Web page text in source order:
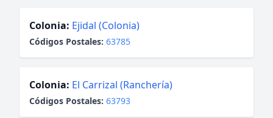
Colonia: Ejidal (Colonia)
Códigos Postales: 63785
Colonia: El Carrizal (Ranchería)
Códigos Postales: 63793